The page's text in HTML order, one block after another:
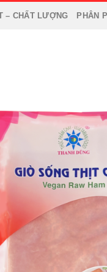
– CHẤT LƯỢNG PHÂN